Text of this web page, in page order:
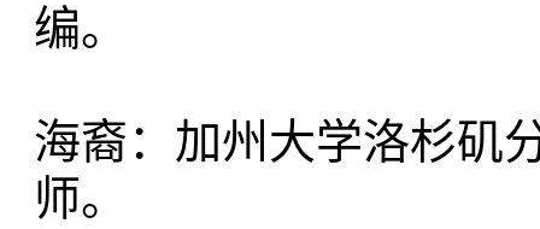
编。
海裔：加州大学洛杉矶
师。